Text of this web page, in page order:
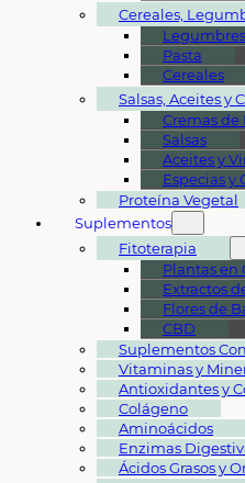
Cereales,
Legumbres
Pasta
Cereales
Salsas, Aceites y
Cremas de
Salsas
Aceites y
Especias y
Proteína Vegetal
Suplementos
Fitoterapia
Plantas en
Extractos
Flores de
CBD
Suplementos
Vitaminas y
Antioxidantes y
Colágeno
Aminoácidos
Enzimas
Ácidos Grasos y